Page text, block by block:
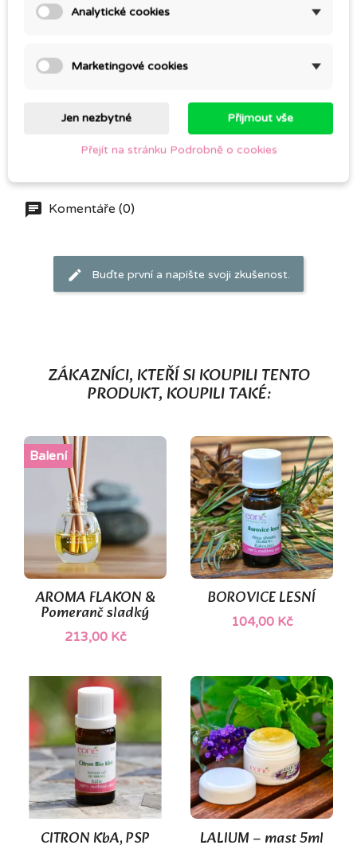
Eukalyptus radiata
– jemnější než globulus, pro děti od
5 let,
Eukalyptus globulus – vhodný pro děti od 10 let.
Komentáře (0)
Buďte první a napište svoji zkušenost.
ZÁKAZNÍCI, KTEŘÍ SI KOUPILI TENTO
PRODUKT, KOUPILI TAKÉ:
AROMA FLAKON &
Pomeranč sladký
213,00 Kč
Balení
BOROVICE LESNÍ
104,00 Kč
CITRON KbA, PSP LALIUM – mast 5ml
Analytické cookies
Marketingové cookies
Jen nezbytné Přijmout vše
Přejít na stránku Podrobně o cookies